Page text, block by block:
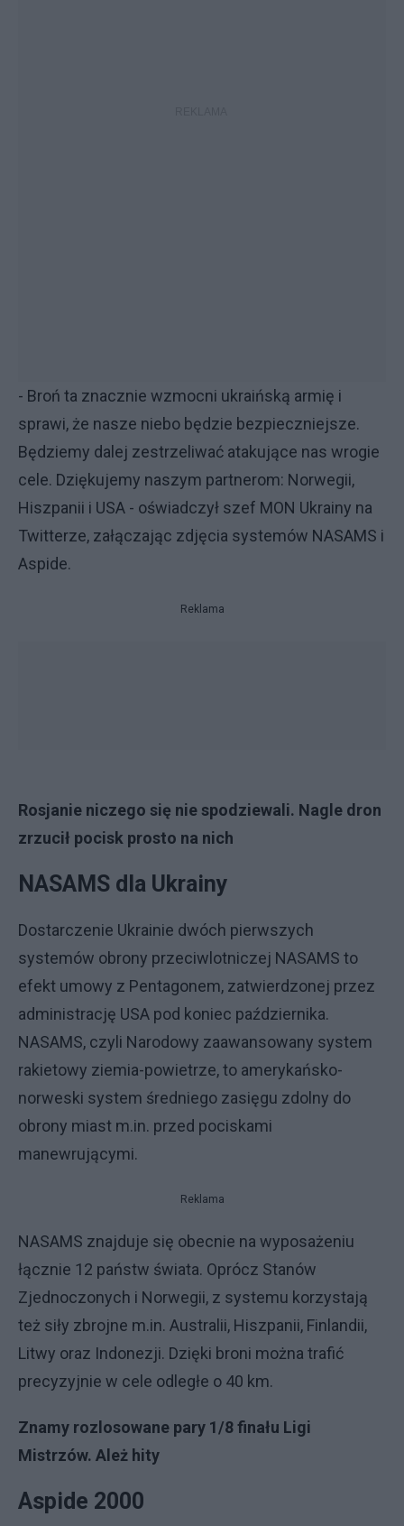
- Broń ta znacznie wzmocni ukraińską armię i
sprawi, że nasze niebo będzie bezpieczniejsze.
Będziemy dalej zestrzeliwać atakujące nas wrogie
cele. Dziękujemy naszym partnerom: Norwegii,
Hiszpanii i USA - oświadczył szef MON Ukrainy na
Twitterze, załączając zdjęcia systemów NASAMS i
Aspide.
Reklama
Rosjanie niczego się nie spodziewali. Nagle dron
zrzucił pocisk prosto na nich
NASAMS dla Ukrainy
Dostarczenie Ukrainie dwóch pierwszych
systemów obrony przeciwlotniczej NASAMS to
efekt umowy z Pentagonem, zatwierdzonej przez
administrację USA pod koniec października.
NASAMS, czyli Narodowy zaawansowany system
rakietowy ziemia-powietrze, to amerykańsko-
norweski system średniego zasięgu zdolny do
obrony miast m.in. przed pociskami
manewrującymi.
Reklama
NASAMS znajduje się obecnie na wyposażeniu
łącznie 12 państw świata. Oprócz Stanów
Zjednoczonych i Norwegii, z systemu korzystają
też siły zbrojne m.in. Australii, Hiszpanii, Finlandii,
Litwy oraz Indonezji. Dzięki broni można trafić
precyzyjnie w cele odległe o 40 km.
Znamy rozlosowane pary 1/8 finału Ligi
Mistrzów. Ależ hity
Aspide 2000